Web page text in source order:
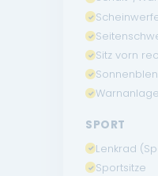
Sitz vorn
SPORT
Lenkrad
Sportsitze